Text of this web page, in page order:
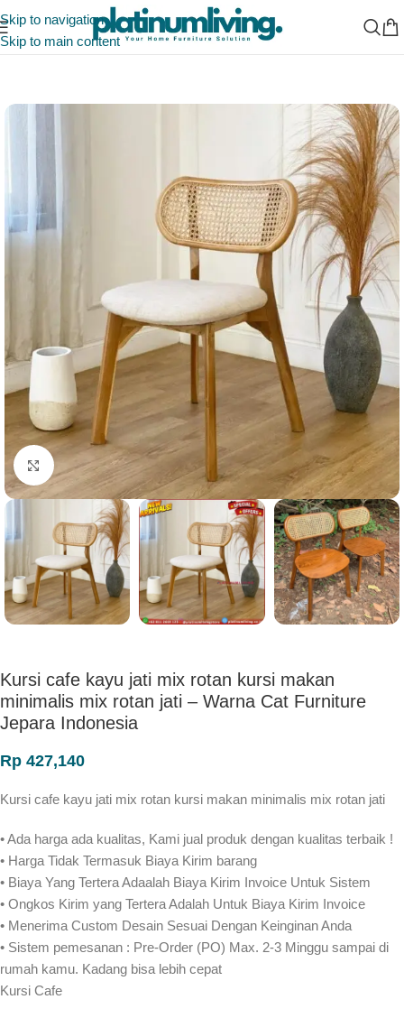
Skip to navigation
Skip to main content
Beranda/Kursi Cafe
Click to enlarge
Kursi cafe kayu jati mix rotan kursi makan
minimalis mix rotan jati – Warna Cat Furniture
Jepara Indonesia
Rp 427,140
Kursi cafe kayu jati mix rotan kursi makan minimalis mix rotan jati
• Ada harga ada kualitas, Kami jual produk dengan kualitas terbaik !
• Harga Tidak Termasuk Biaya Kirim barang
• Biaya Yang Tertera Adaalah Biaya Kirim Invoice Untuk Sistem
• Ongkos Kirim yang Tertera Adalah Untuk Biaya Kirim Invoice
• Menerima Custom Desain Sesuai Dengan Keinginan Anda
• Sistem pemesanan : Pre-Order (PO) Max. 2-3 Minggu sampai di
rumah kamu. Kadang bisa lebih cepat⁣⁣
Kursi Cafe